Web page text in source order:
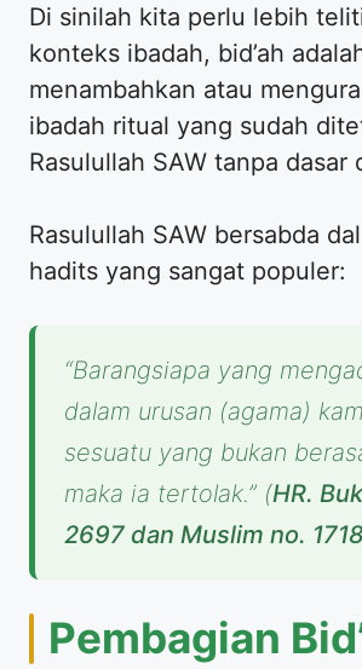
Di sinilah kita perlu lebih
konteks ibadah, bid’ah
menambahkan atau
ibadah ritual yang sudah
Rasulullah SAW tanpa dasar
Rasulullah SAW bersabda
hadits yang sangat populer:
“Barangsiapa yang
dalam urusan (agama)
sesuatu yang bukan
maka ia tertolak.” (HR.
2697 dan Muslim no. 1718
Pembagian